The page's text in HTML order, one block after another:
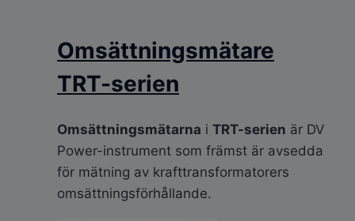
Omsättningsmätare
TRT-serien
Omsättningsmätarna i TRT-serien är DV
Power-instrument som främst är avsedda
för mätning av krafttransformatorers
omsättningsförhållande.